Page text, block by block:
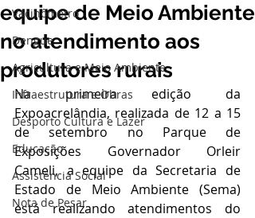
Vacinômetro
Dengue
Agricultura e Meio Ambiente
Infraestrutura e Obras
Desporto Cultura e Lazer
Educação
Assistência Social
Nota de Pesar
equipe de Meio Ambiente
no atendimento aos
produtores rurais
Na primeira edição da
Expoacrelândia, realizada de 12 a 15
de setembro no Parque de
Exposições Governador Orleir
Cameli, a equipe da Secretaria de
Estado de Meio Ambiente (Sema)
está realizando atendimentos do